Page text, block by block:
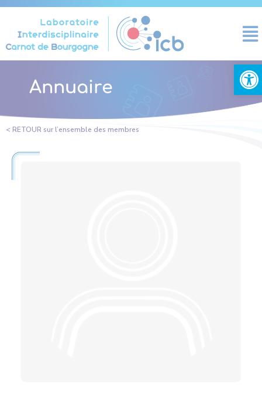
Ouvrir
Annuaire
< RETOUR sur l’ensemble des membres
Panneau de gestion des cookies